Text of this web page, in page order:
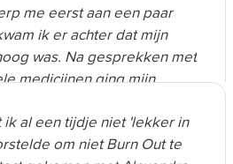
me eerst aan een paar
ik er achter dat mijn
was. Na gesprekken met
medicijnen ging mijn
We hebben samen
moest leiden tot een
met name door de
al een tijdje niet 'lekker in
om niet Burn Out te